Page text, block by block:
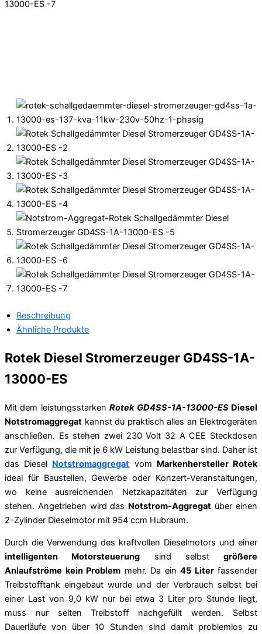
Beschreibung
Ähnliche Produkte
Rotek Diesel Stromerzeuger GD4SS-1A-
13000-ES
Mit dem leistungsstarkenRotek GD4SS-1A-13000-ESDiesel
Notstromaggregat kannst du praktisch alles an Elektrogeräten
anschließen. Es stehen zwei 230 Volt 32 A CEE Steckdosen
zur Verfügung, die mit je 6 kW Leistung belastbar sind. Daher ist
das Diesel Notstromaggregat vom Markenhersteller Rotek
ideal für Baustellen, Gewerbe oder Konzert-Veranstaltungen,
wo keine ausreichenden Netzkapazitäten zur Verfügung
stehen. Angetrieben wird das Notstrom-Aggregat über einen
2-Zylinder Dieselmotor mit 954 ccm Hubraum.
Durch die Verwendung des kraftvollen Dieselmotors und einer
intelligenten Motorsteuerung sind selbst größere
Anlaufströme kein Problem mehr. Da ein 45 Literfassender
Treibstofftank eingebaut wurde und der Verbrauch selbst bei
einer Last von 9,0 kW nur bei etwa 3 Liter pro Stunde liegt,
muss nur selten Treibstoff nachgefüllt werden. Selbst
Dauerläufe von über 10 Stunden sind damit problemlos zu